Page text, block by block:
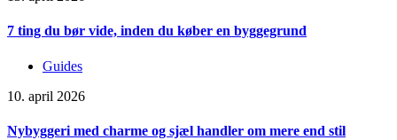
7 ting du bør vide, inden du køber en byggegrund
Guides
10. april 2026
Nybyggeri med charme og sjæl handler om mere end stil